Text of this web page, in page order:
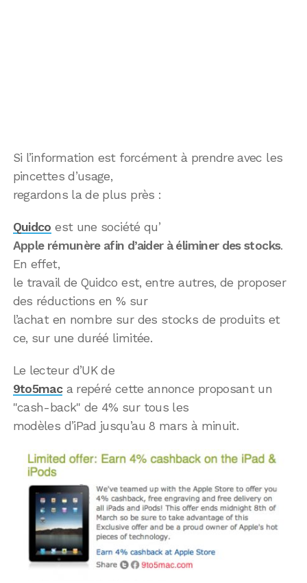
Si l’information est forcément à prendre avec les
pincettes d’usage,
regardons la de plus près :
Quidco est une société qu’
Apple rémunère afin d’aider à éliminer des stocks.
En effet,
le travail de Quidco est, entre autres, de proposer
des réductions en % sur
l’achat en nombre sur des stocks de produits et
ce, sur une duréé limitée.
Le lecteur d’UK de
9to5maca repéré cette annonce proposant un
"cash-back" de 4% sur tous les
modèles d’iPad jusqu’au 8 mars à minuit.